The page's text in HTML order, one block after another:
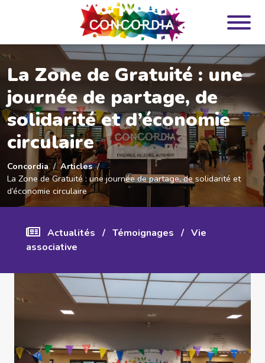
La Zone de Gratuité : une
journée de partage, de
solidarité et d’économie
circulaire
Concordia
Articles
La Zone de Gratuité : une journée de partage, de solidarité et
d’économie circulaire
Actualités / Témoignages / Vie
associative
Panneau de gestion des cookies